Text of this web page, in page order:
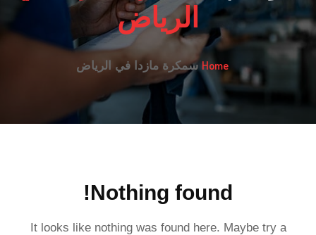
الرياض
Home سمكرة مازدا في الرياض
Nothing found!
It looks like nothing was found here. Maybe try a